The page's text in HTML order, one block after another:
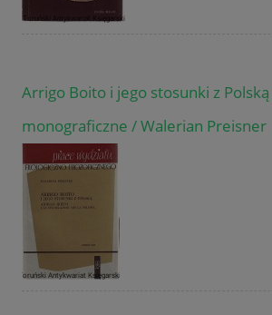
Arrigo Boito i jego stosunki z
monograficzne / Walerian Preisner